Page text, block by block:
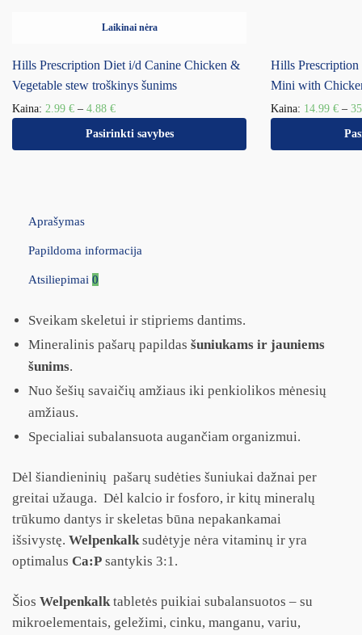
Laikinai nėra
Hills Prescription Diet i/d Canine Chicken &
Vegetable stew troškinys šunims
Kaina: 2.99 € – 4.88 €
Pasirinkti savybes
Hills
Mini with
Kaina: 14.99 € –
Aprašymas
Papildoma informacija
Atsiliepimai 0
Sveikam skeletui ir stipriems dantims.
Mineralinis pašarų papildas šuniukams ir jauniems
šunims.
Nuo šešių savaičių amžiaus iki penkiolikos mėnesių
amžiaus.
Specialiai subalansuota augančiam organizmui.
Dėl šiandieninių pašarų sudėties šuniukai dažnai per
greitai užauga. Dėl kalcio ir fosforo, ir kitų mineralų
trūkumo dantys ir skeletas būna nepakankamai
išsivystę. Welpenkalksudėtyje nėra vitaminų ir yra
optimalus Ca:P santykis 3:1.
Šios Welpenkalktabletės puikiai subalansuotos – su
mikroelementais, geležimi, cinku, manganu, variu,